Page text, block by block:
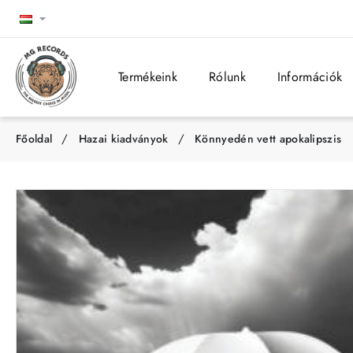
Termékeink Rólunk Információk
m
e
Hazai kiadványok Könnyedén vett apokalipszis